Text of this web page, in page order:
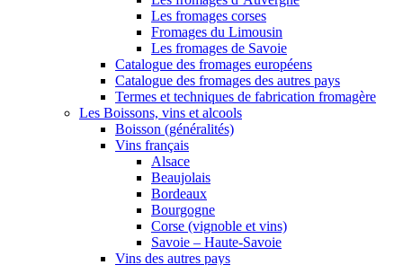
Les fromages corses
Fromages du Limousin
Les fromages de Savoie
Catalogue des fromages européens
Catalogue des fromages des autres pays
Termes et techniques de fabrication fromagère
Les Boissons, vins et alcools
Boisson (généralités)
Vins français
Alsace
Beaujolais
Bordeaux
Bourgogne
Corse (vignoble et vins)
Savoie – Haute-Savoie
Vins des autres pays